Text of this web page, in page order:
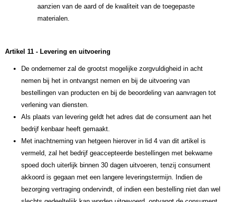
aanzien van de aard of de kwaliteit van de toegepaste
materialen.
Artikel 11 - Levering en uitvoering
De ondernemer zal de grootst mogelijke zorgvuldigheid in acht
nemen bij het in ontvangst nemen en bij de uitvoering van
bestellingen van producten en bij de beoordeling van aanvragen tot
verlening van diensten.
Als plaats van levering geldt het adres dat de consument aan het
bedrijf kenbaar heeft gemaakt.
Met inachtneming van hetgeen hierover in lid 4 van dit artikel is
vermeld, zal het bedrijf geaccepteerde bestellingen met bekwame
spoed doch uiterlijk binnen 30 dagen uitvoeren, tenzij consument
akkoord is gegaan met een langere leveringstermijn. Indien de
bezorging vertraging ondervindt, of indien een bestelling niet dan wel